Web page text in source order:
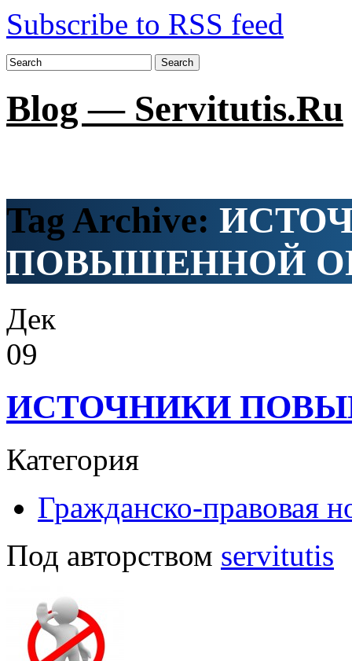
Subscribe to RSS feed
Search
Blog — Servitutis.Ru
Tag Archive:
ПОВЫШЕННОЙ
Дек
09
ИСТОЧНИКИ
Категория
Гражданско-правовая
Под авторством servitutis